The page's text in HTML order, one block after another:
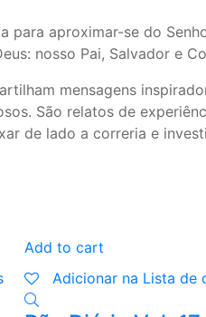
aproximar-se do
nosso Pai, Salvador e
mensagens
São relatos de
de lado a correria e
Add to cart
Adicionar na Lista de